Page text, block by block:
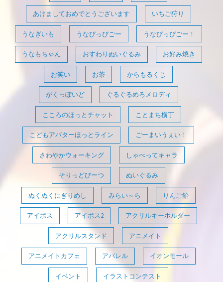
あけましておめでとうございます いちご狩り
うなぎいも うなぴっぴごー うなぴっぴごー！
うなもちゃん おすわりぬいぐるみ お好み焼き
お笑い お茶 からもるくじ
がくっぽいど ぐるぐるめろメロディ
こころのほっとチャット ことまち横丁
こどもアバターほっとライン ごーまいうぇい！
さわやかウォーキング しゃべってキャラ
そりっどびーつ ぬいぐるみ
ぬくぬくにぎりめし みらい～ら りんご飴
アイボス アイボス2 アクリルキーホルダー
アクリルスタンド アニメイト
アニメイトカフェ アパレル イオンモール
イベント イラストコンテスト